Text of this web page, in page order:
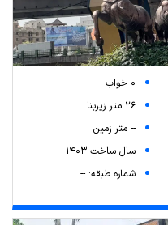
0 خواب
26 متر زیربنا
-- متر زمین
سال ساخت 1403
شماره طبقه: --